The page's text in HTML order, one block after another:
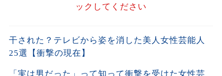
ックしてください
干された？テレビから姿を消した美人女性芸能人
25選【衝撃の現在】
「実は男だった」って知って衝撃を受けた女性芸